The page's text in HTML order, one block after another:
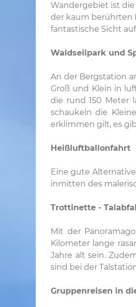
Wandergebiet ist
der kaum berührten
fantastische Sicht
Waldseilpark und
An der Bergstation
Groß und Klein in
die rund 150 Meter
schaukeln die
erklimmen gilt, es
Heißluftballonfahrt
Eine gute
inmitten des
Trottinette -
Mit der
Kilometer lange
Jahre alt sein.
sind bei der
Gruppenreisen in